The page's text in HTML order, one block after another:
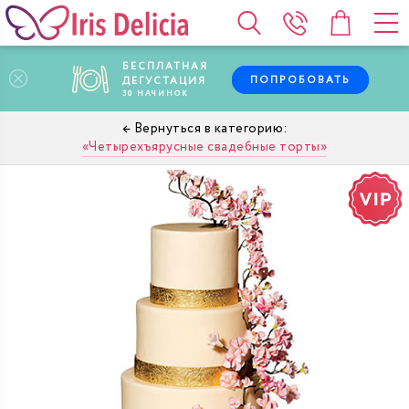
БЕСПЛАТНАЯ
ДЕГУСТАЦИЯ
30 НАЧИНОК
ПОПРОБОВАТЬ
Четырехъярусные свадебные торты